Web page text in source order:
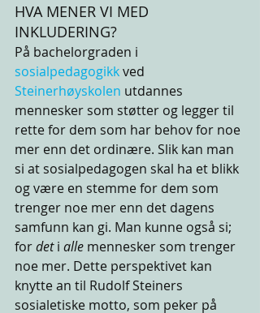
HVA MENER VI MED
INKLUDERING?
På bachelorgraden i
sosialpedagogikk ved
Steinerhøyskolen utdannes
mennesker som støtter og legger til
rette for dem som har behov for noe
mer enn det ordinære. Slik kan man
si at sosialpedagogen skal ha et blikk
og være en stemme for dem som
trenger noe mer enn det dagens
samfunn kan gi. Man kunne også si;
for det i alle mennesker som trenger
noe mer. Dette perspektivet kan
knytte an til Rudolf Steiners
sosialetiske motto, som peker på